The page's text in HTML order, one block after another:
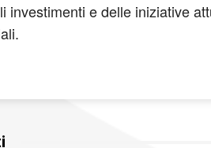
investimenti e delle iniziative